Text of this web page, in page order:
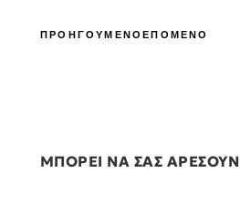
ΠΡΟΗΓΟΥΜΕΝΟΕΠΟΜΕΝΟ
ΜΠΟΡΕΙ ΝΑ ΣΑΣ ΑΡΕΣΟΥΝ